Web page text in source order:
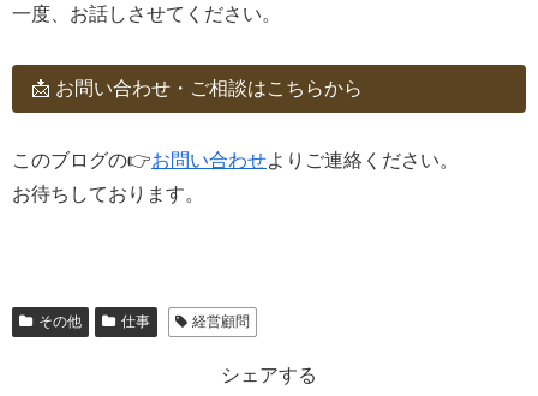
一度、お話しさせてください。
📩 お問い合わせ・ご相談はこちらから
このブログの👉お問い合わせよりご連絡ください。
お待ちしております。
その他 仕事 経営顧問
シェアする